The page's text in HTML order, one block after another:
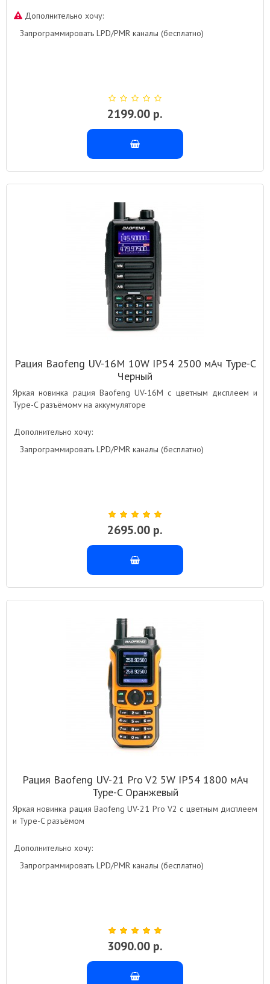
Дополнительно хочу:
Запрограммировать LPD/PMR каналы (бесплатно)
2199.00 р.
Рация Baofeng UV-16M 10W IP54 2500 мАч Type-C
Черный
Яркая новинка рация Baofeng UV-16M с цветным дисплеем и
Type-C разъёмомv на аккумуляторе
Дополнительно хочу:
Запрограммировать LPD/PMR каналы (бесплатно)
2695.00 р.
Рация Baofeng UV-21 Pro V2 5W IP54 1800 мАч
Type-C Оранжевый
Яркая новинка рация Baofeng UV-21 Pro V2 с цветным дисплеем
и Type-C разъёмом
Дополнительно хочу:
Запрограммировать LPD/PMR каналы (бесплатно)
3090.00 р.